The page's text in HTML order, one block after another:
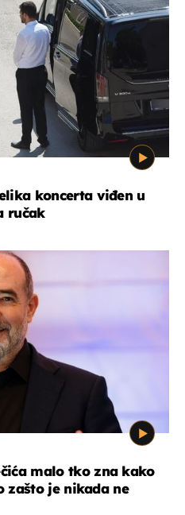
koncerta viđen u
ručak
malo tko zna kako
zašto je nikada ne